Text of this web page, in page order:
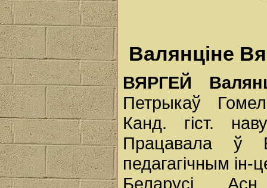
Валянціне
ВЯРГЕЙ
Петрыкаў
Канд. гіст.
Працавала ў
педагагічным ін-
Беларусі.